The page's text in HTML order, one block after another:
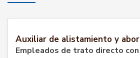
Auxiliar de alistamiento y
Empleados de trato directo